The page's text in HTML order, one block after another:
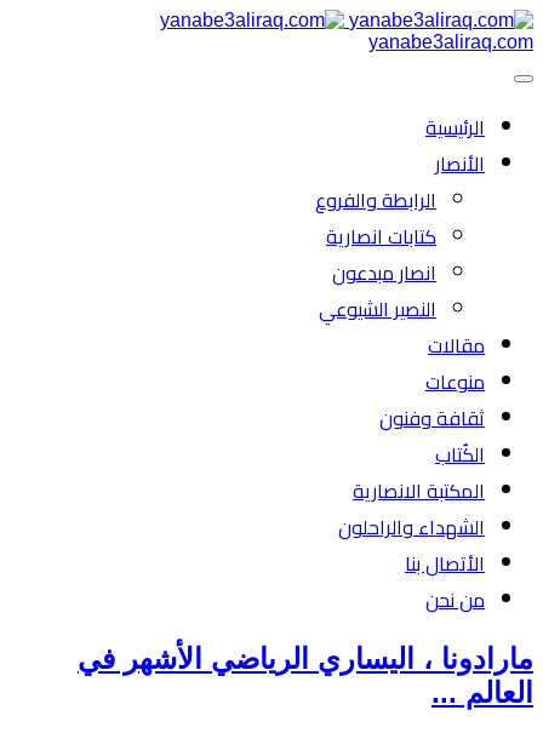
yanabe3aliraq.com
الرئیسية
الأنصار
الرابطة والفروع
كتابات انصارية
انصار مبدعون
النصیر الشیوعي
مقالات
منوعات
ثقافة وفنون
الكُتاب
المكتبة الانصارية
الشهداء والراحلون
الأتصال بنا
من نحن
مارادونا ، اليساري الرياضي الأشهر في
العالم ...